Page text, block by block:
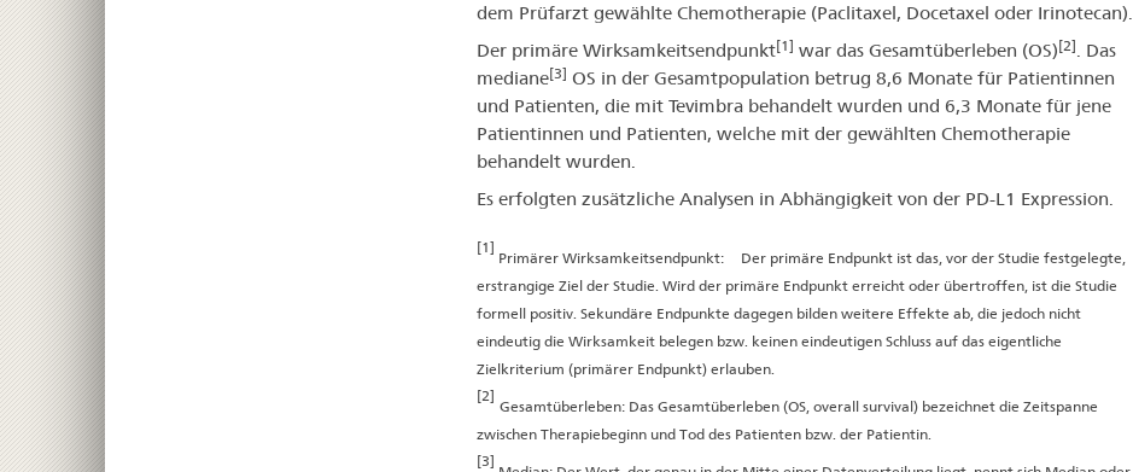
dem Prüfarzt gewählte Chemotherapie (Paclitaxel, Docetaxel oder Irinotecan).
Der primäre Wirksamkeitsendpunkt[1] war das Gesamtüberleben (OS)[2]. Das
mediane[3] OS in der Gesamtpopulation betrug 8,6 Monate für Patientinnen
und Patienten, die mit Tevimbra behandelt wurden und 6,3 Monate für jene
Patientinnen und Patienten, welche mit der gewählten Chemotherapie
behandelt wurden.
Es erfolgten zusätzliche Analysen in Abhängigkeit von der PD-L1 Expression.
[1]
Primärer Wirksamkeitsendpunkt:
Der primäre Endpunkt ist das, vor der Studie festgelegte,
erstrangige Ziel der Studie. Wird der primäre Endpunkt erreicht oder übertroffen, ist die Studie
formell positiv. Sekundäre Endpunkte dagegen bilden weitere Effekte ab, die jedoch nicht
eindeutig die Wirksamkeit belegen bzw. keinen eindeutigen Schluss auf das eigentliche
Zielkriterium (primärer Endpunkt) erlauben.
[2]
Gesamtüberleben: Das Gesamtüberleben (OS, overall survival) bezeichnet die Zeitspanne
zwischen Therapiebeginn und Tod des Patienten bzw. der Patientin.
[3]